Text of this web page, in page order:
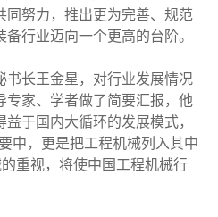
努力，推出更为完善、规范
行业迈向一个更高的台阶。
长王金星，对行业发展情况
家、学者做了简要汇报，他
于国内大循环的发展模式，
中，更是把工程机械列入其中
重视，将使中国工程机械行